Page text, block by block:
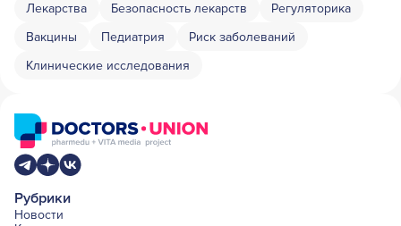
Лекарства
Безопасность лекарств
Регуляторика
Вакцины
Педиатрия
Риск заболеваний
Клинические исследования
Рубрики
Новости